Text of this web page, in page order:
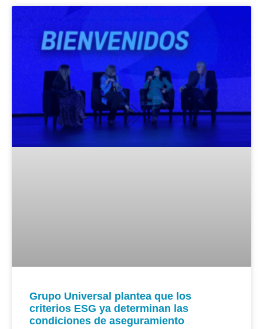
Grupo Universal plantea que los
criterios ESG ya determinan las
condiciones de aseguramiento